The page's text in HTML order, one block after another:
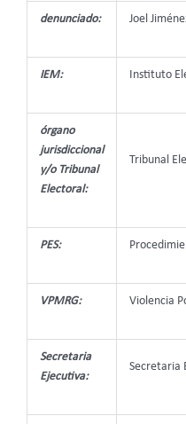
denunciado: Joel
IEM: Instituto
órgano
jurisdiccional
y/o Tribunal
Electoral:
Tribunal
PES:
VPMRG: Violencia
Secretaria
Ejecutiva:
Secretaria